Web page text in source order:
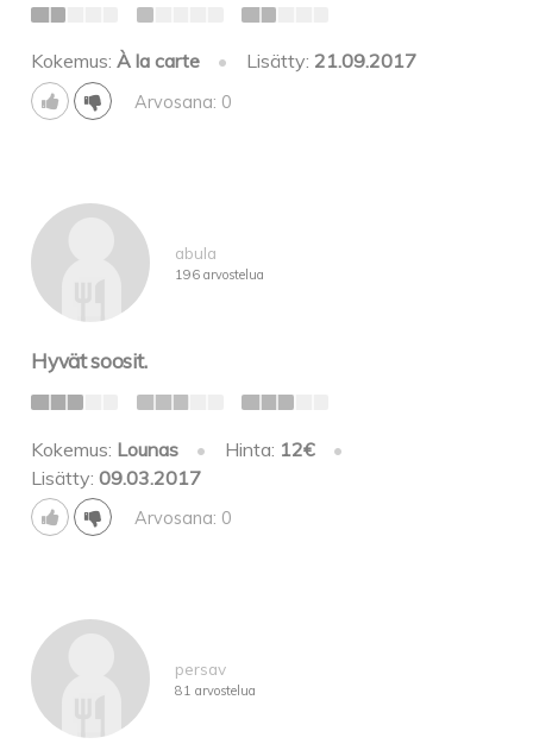
Kokemus:À la carte • Lisätty: 21.09.2017
Arvosana: 0
abula
196 arvostelua
Hyvät soosit.
Kokemus: Lounas • Hinta: 12€
•
Lisätty:09.03.2017
Arvosana: 0
persav
81 arvostelua